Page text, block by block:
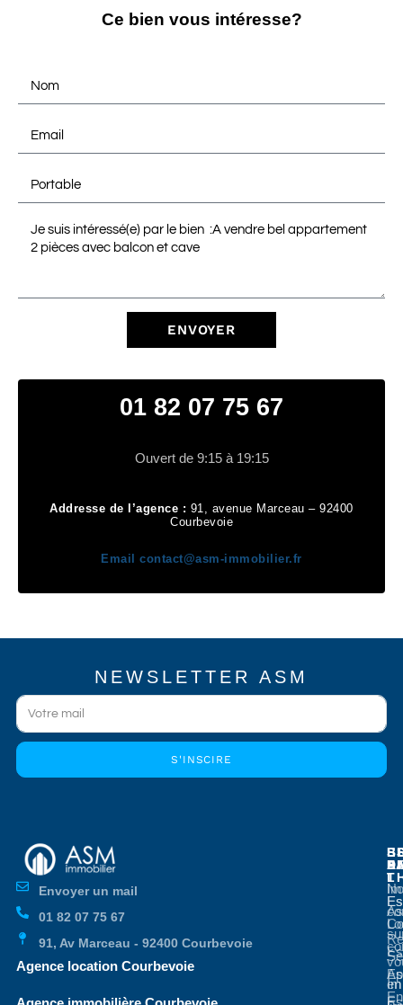
Ce bien vous intéresse?
ENVOYER
01 82 07 75 67
Ouvert de 9:15 à 19:15
Addresse de l’agence : 91, avenue Marceau – 92400
Courbevoie
Emailcontact@asm-immobilier.fr
NEWSLETTER ASM
S'INSCIRE
Envoyer un mail
01 82 07 75 67
91, Av Marceau - 92400 Courbevoie
Agence location Courbevoie
en